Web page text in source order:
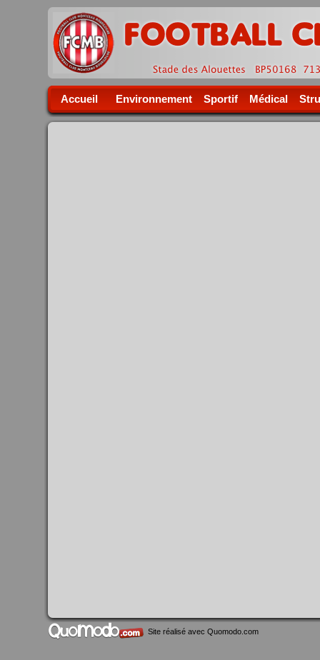
Accueil Environnement Sportif Médical
Site réalisé avec Quomodo.com